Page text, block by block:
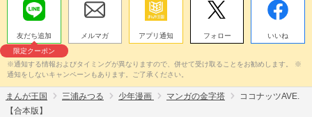
友だち追加
限定クーポン
メルマガ アプリ通知 フォロー いいね
※通知する情報およびタイミングが異なりますので、併せて受け取ることをお勧めします。 ※
通知をしないキャンペーンもあります。ご了承ください。
まんが王国 三浦みつる 少年漫画 マンガの金字塔
ココナッツAVE.
【合本版】